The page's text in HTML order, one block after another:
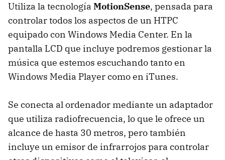
Utiliza la tecnología MotionSense, pensada para
controlar todos los aspectos de un HTPC
equipado con Windows Media Center. En la
pantalla LCD que incluye podremos gestionar la
música que estemos escuchando tanto en
Windows Media Player como en iTunes.
Se conecta al ordenador mediante un adaptador
que utiliza radiofrecuencia, lo que le ofrece un
alcance de hasta 30 metros, pero también
incluye un emisor de infrarrojos para controlar